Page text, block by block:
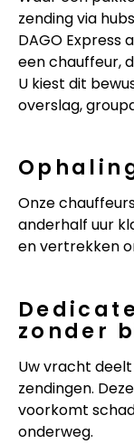
zending via
DAGO Express
een chauffeur,
U kiest dit
overslag,
Onze
anderhalf uur
en vertrekken
zonder
Uw vracht
zendingen.
voorkomt
onderweg.